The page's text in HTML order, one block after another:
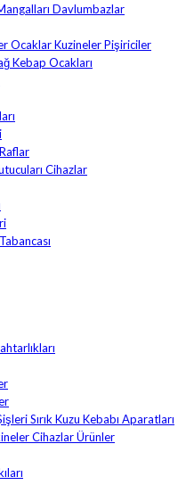
Davlumbazlar
Ocaklar Kuzineler Pişiriciler
Kebap Ocakları
Cihazlar
Sırık Kuzu Kebabı Aparatları
Cihazlar Ürünler